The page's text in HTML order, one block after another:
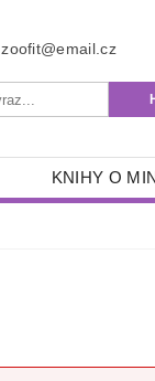
zoofit@email.cz
KNIHY O